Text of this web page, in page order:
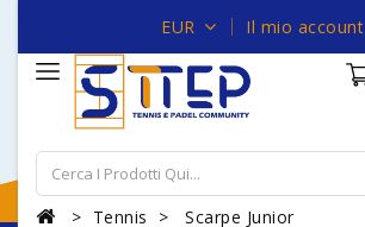
EUR Il mio account
Tennis Scarpe Junior